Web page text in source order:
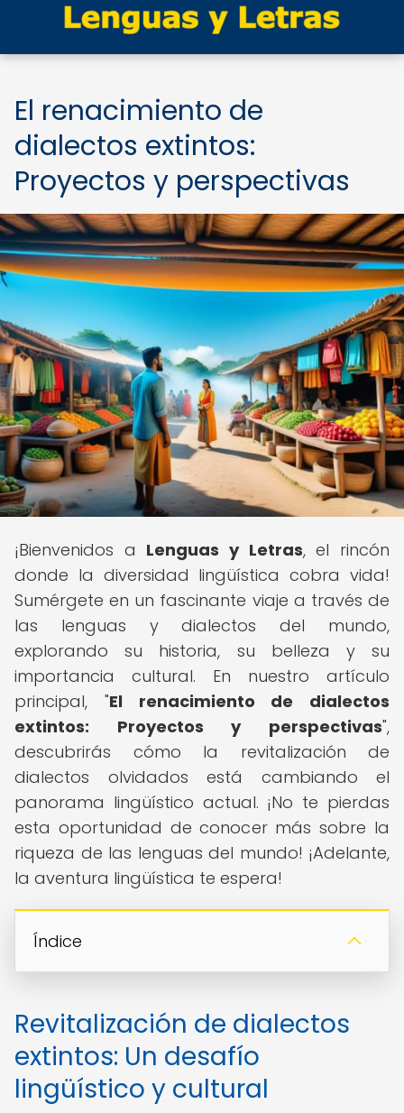
El renacimiento de
dialectos extintos:
Proyectos y perspectivas
¡Bienvenidos a Lenguas y Letras, el rincón
donde la diversidad lingüística cobra vida!
Sumérgete en un fascinante viaje a través de
las lenguas y dialectos del mundo,
explorando su historia, su belleza y su
importancia cultural. En nuestro artículo
principal, "El renacimiento de dialectos
extintos: Proyectos y perspectivas",
descubrirás cómo la revitalización de
dialectos olvidados está cambiando el
panorama lingüístico actual. ¡No te pierdas
esta oportunidad de conocer más sobre la
riqueza de las lenguas del mundo! ¡Adelante,
la aventura lingüística te espera!
Índice
Revitalización de dialectos
extintos: Un desafío
lingüístico y cultural